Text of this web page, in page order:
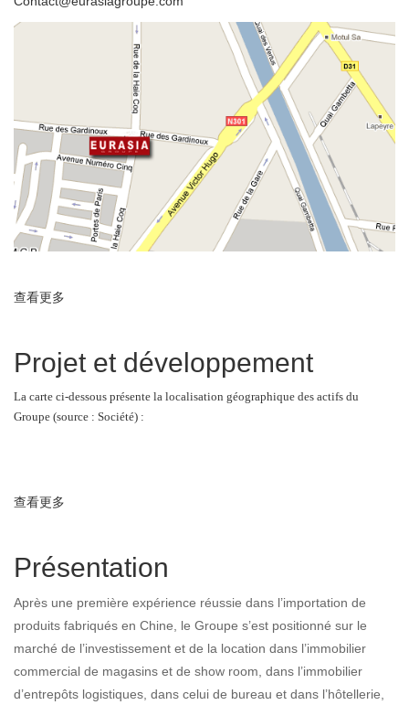
查看更多
Projet et développement
La carte ci-dessous présente la localisation géographique des actifs du
Groupe (source : Société) :
查看更多
Présentation
Après une première expérience réussie dans l’importation de
produits fabriqués en Chine, le Groupe s’est positionné sur le
marché de l’investissement et de la location dans l’immobilier
commercial de magasins et de show room, dans l’immobilier
d’entrepôts logistiques, dans celui de bureau et dans l’hôtellerie,